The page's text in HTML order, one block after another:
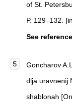
of St.
P. 129–132.
See reference
Goncharov
dlja uravnenij
shablonah